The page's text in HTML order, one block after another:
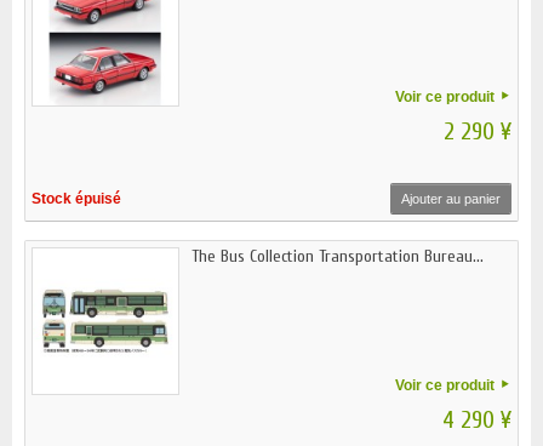
Voir ce produit
2 290 ¥
Stock épuisé Ajouter au panier
The Bus Collection Transportation Bureau...
Voir ce produit
4 290 ¥